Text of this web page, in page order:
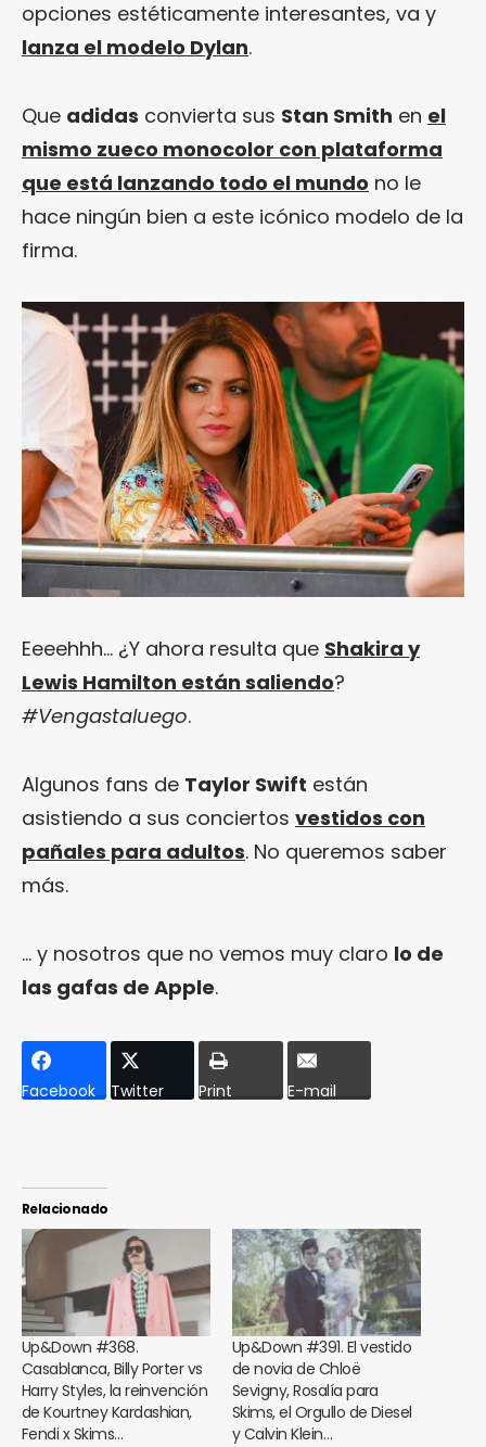
opciones estéticamente interesantes, va y
lanza el modelo Dylan.
Que adidas convierta sus Stan Smith en el
mismo zueco monocolor con plataforma
que está lanzando todo el mundo no le
hace ningún bien a este icónico modelo de la
firma.
Eeeehhh… ¿Y ahora resulta que Shakira y
Lewis Hamilton están saliendo?
#Vengastaluego.
Algunos fans de Taylor Swift están
asistiendo a sus conciertos vestidos con
pañales para adultos. No queremos saber
más.
… y nosotros que no vemos muy claro lo de
las gafas de Apple.
Facebook Twitter Print E-mail
Relacionado
Up&Down #368.
Casablanca, Billy Porter vs
Harry Styles, la reinvención
de Kourtney Kardashian,
Fendi x Skims…
Up&Down #391. El vestido
de novia de Chloë
Sevigny, Rosalía para
Skims, el Orgullo de Diesel
y Calvin Klein…